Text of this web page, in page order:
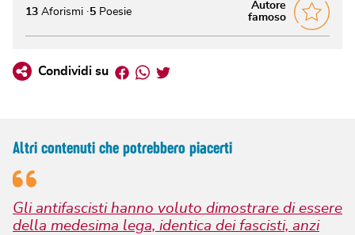
Autore
famoso
13 Aforismi 5 Poesie
Condividi su Facebook
Whatsapp
Twitter
Altri contenuti che potrebbero piacerti
Gli antifascisti hanno voluto dimostrare di essere
della medesima lega, identica dei fascisti, anzi